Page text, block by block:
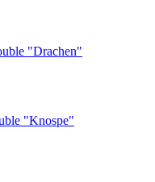
"Drachen"
"Knospe"